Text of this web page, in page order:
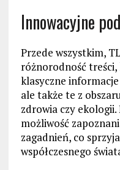
Innowacyjne
Przede wszystkim,
różnorodność
klasyczne
ale także te z
zdrowia czy
możliwość
zagadnień, co
współczesnego